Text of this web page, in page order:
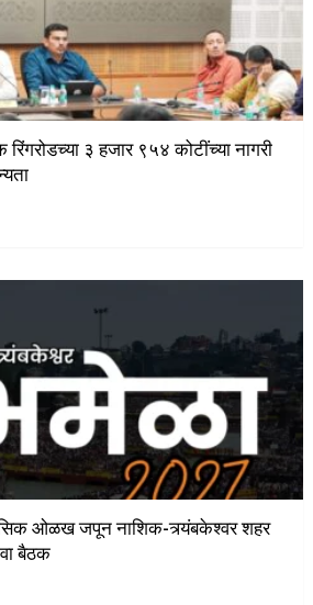
३ हजार ९५४ कोटींच्या नागरी
ओळख जपून नाशिक-त्र्यंबकेश्वर शहर
बैठक